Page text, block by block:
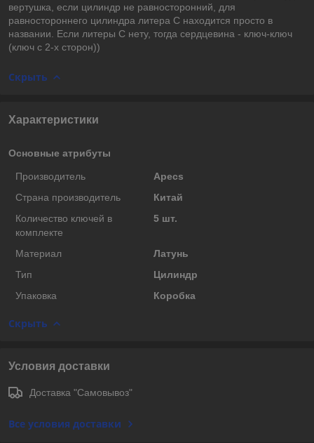
вертушка, если цилиндр не равносторонний, для
равностороннего цилиндра литера С находится просто в
названии. Если литеры С нету, тогда сердцевина - ключ-ключ
(ключ с 2-х сторон))
Скрыть
Характеристики
Основные атрибуты
Производитель
Apecs
Страна производитель
Китай
Количество ключей в
комплекте
5 шт.
Материал
Латунь
Тип
Цилиндр
Упаковка
Коробка
Скрыть
Условия доставки
Доставка "Самовывоз"
Все условия доставки